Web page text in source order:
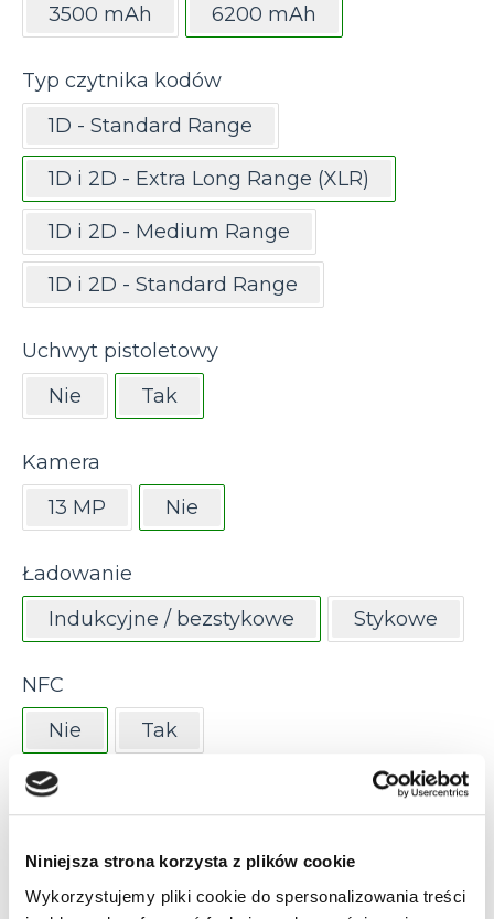
Niniejsza strona korzysta z plików cookie
Wykorzystujemy pliki cookie do spersonalizowania treści
3500 mAh
6200 mAh
Typ czytnika kodów
1D - Standard Range
1D i 2D - Extra Long Range (XLR)
1D i 2D - Medium Range
1D i 2D - Standard Range
Uchwyt pistoletowy
Nie
Tak
Kamera
13 MP
Nie
Ładowanie
Indukcyjne / bezstykowe
Stykowe
NFC
Nie
Tak
Rodzaj klawiatury
38 klawiszy (funkcyjna)